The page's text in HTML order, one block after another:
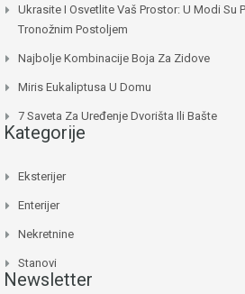
Ukrasite I Osvetlite Vaš Prostor: U Modi Su
Tronožnim Postoljem
Najbolje Kombinacije Boja Za Zidove
Miris Eukaliptusa U Domu
7 Saveta Za Uređenje Dvorišta Ili Bašte
Kategorije
Eksterijer
Enterijer
Nekretnine
Stanovi
Newsletter